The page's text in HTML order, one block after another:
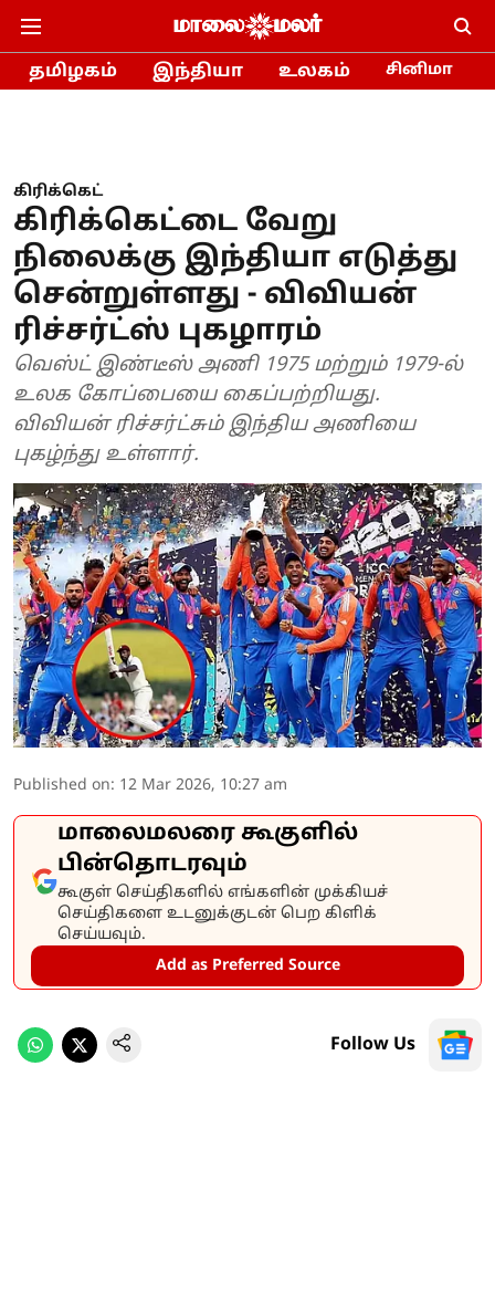
தமிழகம் இந்தியா உலகம் சினிமா
கிரிக்கெட்
கிரிக்கெட்டை வேறு
நிலைக்கு இந்தியா எடுத்து
சென்றுள்ளது - விவியன்
ரிச்சர்ட்ஸ் புகழாரம்
வெஸ்ட் இண்டீஸ் அணி 1975 மற்றும் 1979-ல்
உலக கோப்பையை கைப்பற்றியது.
விவியன் ரிச்சர்ட்சும் இந்திய அணியை
புகழ்ந்து உள்ளார்.
Published on: 12 Mar 2026, 10:27 am
மாலைமலரை கூகுளில்
பின்தொடரவும்
கூகுள் செய்திகளில் எங்களின் முக்கியச்
செய்திகளை உடனுக்குடன் பெற கிளிக்
செய்யவும்.
Add as Preferred Source
Follow Us